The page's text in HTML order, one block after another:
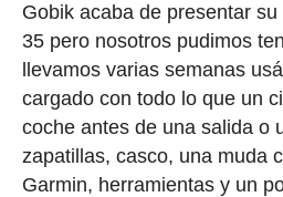
Gobik acaba de presentar
35 pero nosotros pudimos
llevamos varias semanas
cargado con todo lo que un
coche antes de una salida o
zapatillas, casco, una muda
Garmin, herramientas y un